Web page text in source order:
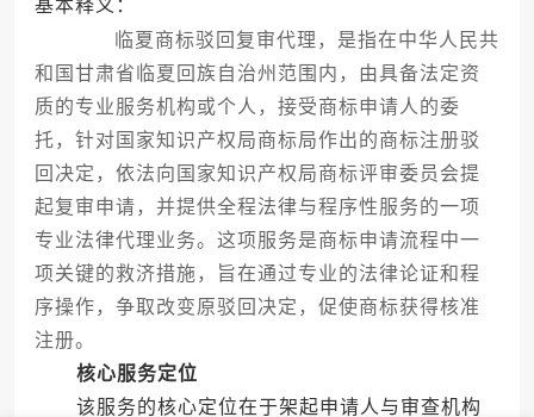
基本释义：
临夏商标驳回复审代理，是指在中华人民共
和国甘肃省临夏回族自治州范围内，由具备法定资
质的专业服务机构或个人，接受商标申请人的委
托，针对国家知识产权局商标局作出的商标注册驳
回决定，依法向国家知识产权局商标评审委员会提
起复审申请，并提供全程法律与程序性服务的一项
专业法律代理业务。这项服务是商标申请流程中一
项关键的救济措施，旨在通过专业的法律论证和程
序操作，争取改变原驳回决定，促使商标获得核准
注册。
核心服务定位
该服务的核心定位在于架起申请人与审查机构